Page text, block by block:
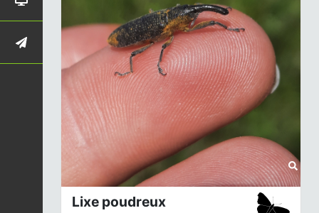
Lixe poudreux